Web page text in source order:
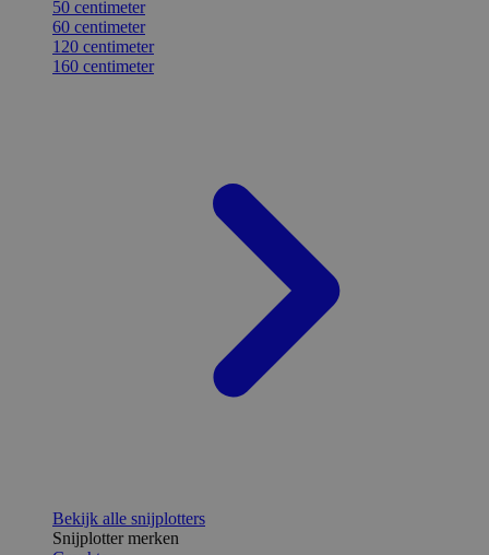
50 centimeter
60 centimeter
120 centimeter
160 centimeter
Bekijk alle snijplotters
Snijplotter merken